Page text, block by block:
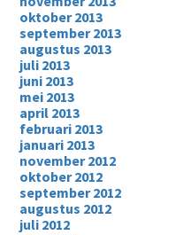
oktober 2013
september 2013
augustus 2013
juli 2013
juni 2013
mei 2013
april 2013
februari 2013
januari 2013
november 2012
oktober 2012
september 2012
augustus 2012
juli 2012